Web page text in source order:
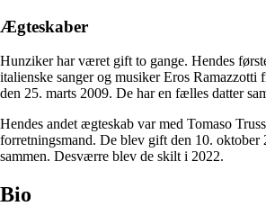
Ægteskaber
Hunziker har været gift to gange. Hendes
italienske sanger og musiker Eros Ramazzotti
den 25. marts 2009. De har en fælles datter
Hendes andet ægteskab var med Tomaso
forretningsmand. De blev gift den 10. oktober
sammen. Desværre blev de skilt i 2022.
Bio